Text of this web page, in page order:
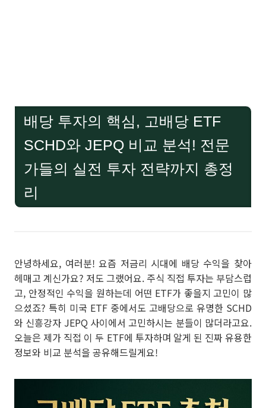
배당 투자의 핵심, 고배당 ETF
SCHD와 JEPQ 비교 분석! 전문
가들의 실전 투자 전략까지 총정
리
안녕하세요, 여러분! 요즘 저금리 시대에 배당 수익을 찾아
헤매고 계신가요? 저도 그랬어요. 주식 직접 투자는 부담스럽
고, 안정적인 수익을 원하는데 어떤 ETF가 좋을지 고민이 많
으셨죠? 특히 미국 ETF 중에서도 고배당으로 유명한 SCHD
와 신흥강자 JEPQ 사이에서 고민하시는 분들이 많더라고요.
오늘은 제가 직접 이 두 ETF에 투자하며 알게 된 진짜 유용한
정보와 비교 분석을 공유해드릴게요!